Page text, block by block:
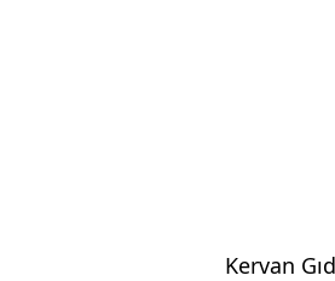
Kervan